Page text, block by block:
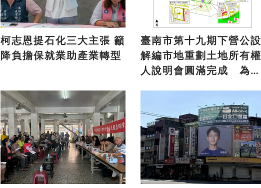
柯志恩提石化三大主張 籲
降負擔保就業助產業轉型
臺南市第十九期下營公設
解編市地重劃土地所有權
人說明會圓滿完成 為地